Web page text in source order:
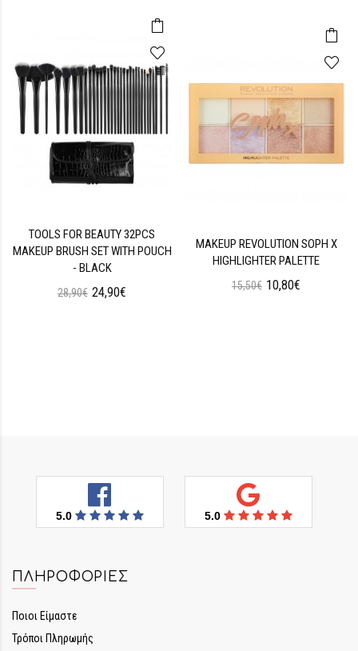
TOOLS FOR BEAUTY 32PCS
MAKEUP BRUSH SET WITH POUCH
- BLACK
28,90€ 24,90€
MAKEUP REVOLUTION SOPH X
HIGHLIGHTER PALETTE
15,50€ 10,80€
5.0 5.0
ΠΛΗΡΟΦΟΡΊΕΣ
Ποιοι Είμαστε
Τρόποι Πληρωμής